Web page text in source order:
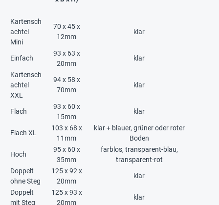
Kartensch
achtel
Mini
70 x 45 x
12mm
klar
Einfach
93 x 63 x
20mm
klar
Kartensch
achtel
XXL
94 x 58 x
70mm
klar
Flach
93 x 60 x
15mm
klar
Flach XL
103 x 68 x
11mm
klar + blauer, grüner oder roter
Boden
Hoch
95 x 60 x
35mm
farblos, transparent-blau,
transparent-rot
Doppelt
ohne Steg
125 x 92 x
20mm
klar
Doppelt
mit Steg
125 x 93 x
20mm
klar